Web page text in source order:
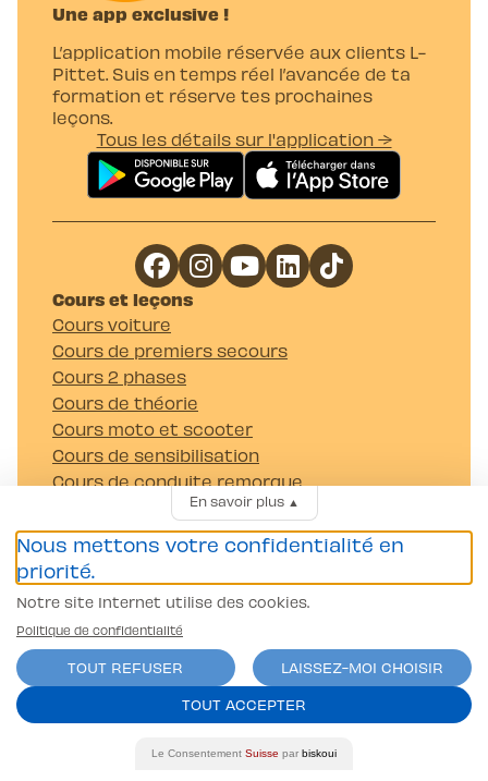
Une app exclusive !
L’application mobile réservée aux clients L-
Pittet. Suis en temps réel l’avancée de ta
formation et réserve tes prochaines
leçons.
Tous les détails sur l'application →
Cours et leçons
Cours voiture
Cours de premiers secours
Cours 2 phases
Cours de théorie
Cours moto et scooter
Cours de sensibilisation
Cours de conduite remorque
Camion
Autocar
Boutique
À propos
Notre histoire
Équipe
En savoir plus▲
Nous mettons votre confidentialité en
priorité.
Notre site Internet utilise des cookies.
Politique de confidentialité
TOUT REFUSER
LAISSEZ-MOI CHOISIR
TOUT ACCEPTER
Le Consentement Suisse par biskoui